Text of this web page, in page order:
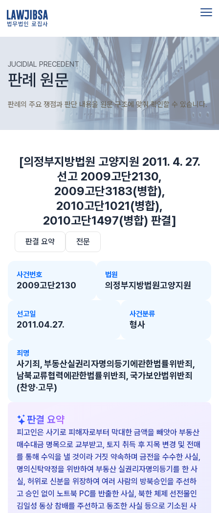
법무법인 로집사
JUCIDIAL PRECEDENT
판례 원문
판례의 주요 쟁점과 판단 내용을 원문 구조에 맞춰 확인할 수 있습니다.
[의정부지방법원 고양지원 2011. 4. 27.
선고 2009고단2130,
2009고단3183(병합),
2010고단1021(병합),
2010고단1497(병합) 판결]
판결 요약 전문
사건번호
2009고단2130
법원
의정부지방법원고양지원
선고일
2011.04.27.
사건분류
형사
죄명
사기죄, 부동산실권리자명의등기에관한법률위반죄,
남북교류협력에관한법률위반죄, 국가보안법위반죄
(찬양·고무)
판결 요약
피고인은 사기로 피해자로부터 막대한 금액을 빼앗아 부동산
매수대금 명목으로 교부받고, 토지 취득 후 지목 변경 및 전매
를 통해 수익을 낼 것이라 거짓 약속하며 금전을 수수한 사실,
명의신탁약정을 위반하여 부동산 실권리자명의등기를 한 사
실, 허위로 신분을 위장하여 여러 사람의 방북승인을 주선하
고 승인 없이 노트북 PC를 반출한 사실, 북한 체제 선전물인
김일성 동상 참배를 주선하고 동조한 사실 등으로 기소된 사